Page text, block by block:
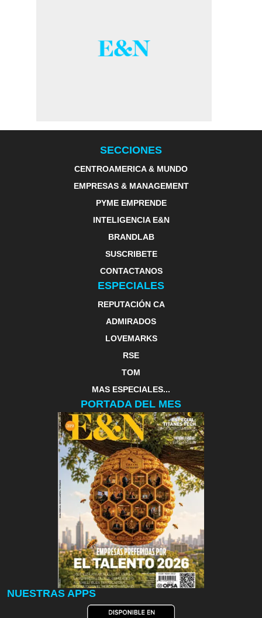
SECCIONES
CENTROAMERICA & MUNDO
EMPRESAS & MANAGEMENT
PYME EMPRENDE
INTELIGENCIA E&N
BRANDLAB
SUSCRIBETE
CONTACTANOS
ESPECIALES
REPUTACIÓN CA
ADMIRADOS
LOVEMARKS
RSE
TOM
MAS ESPECIALES...
PORTADA DEL MES
NUESTRAS APPS